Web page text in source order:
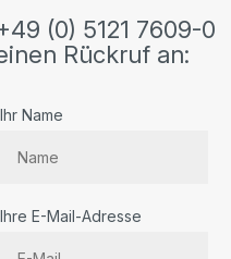
(0) 5121 7609-0
Rückruf an:
Ihr Name
Ihre E-Mail-Adresse